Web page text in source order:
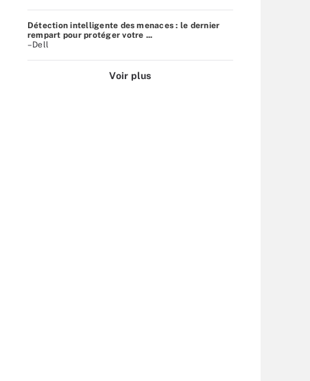
Détection intelligente des menaces : le dernier
rempart pour protéger votre ...
–Dell
Voir plus